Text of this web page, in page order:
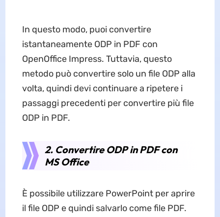
In questo modo, puoi convertire
istantaneamente ODP in PDF con
OpenOffice Impress. Tuttavia, questo
metodo può convertire solo un file ODP alla
volta, quindi devi continuare a ripetere i
passaggi precedenti per convertire più file
ODP in PDF.
2. Convertire ODP in PDF con
MS Office
È possibile utilizzare PowerPoint per aprire
il file ODP e quindi salvarlo come file PDF.